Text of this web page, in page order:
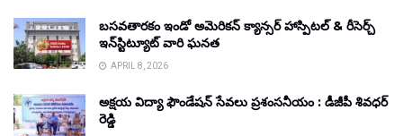
బసవతారకం ఇండో అమెరికన్ క్యాన్సర్ హాస్పిటల్ & రీసెర్చ్
ఇన్‌స్టిట్యూట్ వారి ఘనత
APRIL 8, 2026
అక్షయ విద్యా ఫౌండేషన్ సేవలు ప్రశంసనీయం : డీజీపీ శివధర్
రెడ్డి